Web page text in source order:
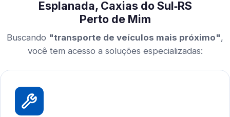
Esplanada, Caxias do Sul‑RS
Perto de Mim
Buscando "transporte de veículos mais próximo",
você tem acesso a soluções especializadas: